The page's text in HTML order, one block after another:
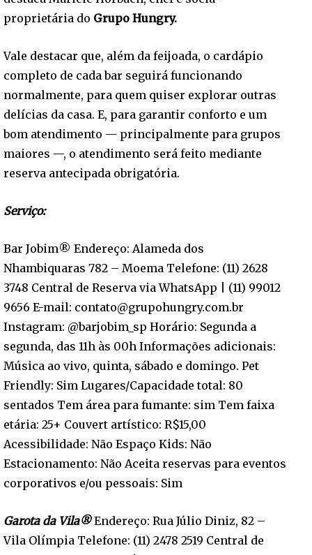
proprietária do Grupo Hungry.
Vale destacar que, além da feijoada, o cardápio
completo de cada bar seguirá funcionando
normalmente, para quem quiser explorar outras
delícias da casa. E, para garantir conforto e um
bom atendimento — principalmente para grupos
maiores —, o atendimento será feito mediante
reserva antecipada obrigatória.
Serviço:
Bar Jobim®️ Endereço: Alameda dos
Nhambiquaras 782 – Moema Telefone: (11) 2628
3748 Central de Reserva via WhatsApp | (11) 99012
9656 E-mail: contato@grupohungry.com.br
Instagram: @barjobim_sp Horário: Segunda a
segunda, das 11h às 00h Informações adicionais:
Música ao vivo, quinta, sábado e domingo. Pet
Friendly: Sim Lugares/Capacidade total: 80
sentados Tem área para fumante: sim Tem faixa
etária: 25+ Couvert artístico: R$15,00
Acessibilidade: Não Espaço Kids: Não
Estacionamento: Não Aceita reservas para eventos
corporativos e/ou pessoais: Sim
Garota da Vila®️Endereço: Rua Júlio Diniz, 82 –
Vila Olímpia Telefone: (11) 2478 2519 Central de